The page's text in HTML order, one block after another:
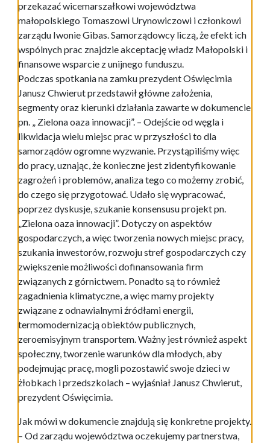
przekazać wicemarszałkowi województwa
małopolskiego Tomaszowi Urynowiczowi i członkowi
zarządu Iwonie Gibas. Samorządowcy liczą, że efekt ich
wspólnych prac znajdzie akceptację władz Małopolski i
finansowe wsparcie z unijnego funduszu.
Podczas spotkania na zamku prezydent Oświęcimia
Janusz Chwierut przedstawił główne założenia,
segmenty oraz kierunki działania zawarte w dokumencie
pn. „ Zielona oaza innowacji”. – Odejście od węgla i
likwidacja wielu miejsc prac w przyszłości to dla
samorządów ogromne wyzwanie. Przystąpiliśmy więc
do pracy, uznając, że konieczne jest zidentyfikowanie
zagrożeń i problemów, analiza tego co możemy zrobić,
do czego się przygotować. Udało się wypracować,
poprzez dyskusje, szukanie konsensusu projekt pn.
„Zielona oaza innowacji”. Dotyczy on aspektów
gospodarczych, a więc tworzenia nowych miejsc pracy,
szukania inwestorów, rozwoju stref gospodarczych czy
zwiększenie możliwości dofinansowania firm
związanych z górnictwem. Ponadto są to również
zagadnienia klimatyczne, a więc mamy projekty
związane z odnawialnymi źródłami energii,
termomodernizacją obiektów publicznych,
zeroemisyjnym transportem. Ważny jest również aspekt
społeczny, tworzenie warunków dla młodych, aby
podejmując pracę, mogli pozostawić swoje dzieci w
żłobkach i przedszkolach – wyjaśniał Janusz Chwierut,
prezydent Oświęcimia.
Jak mówi w dokumencie znajdują się konkretne projekty.
– Od zarządu województwa oczekujemy partnerstwa,